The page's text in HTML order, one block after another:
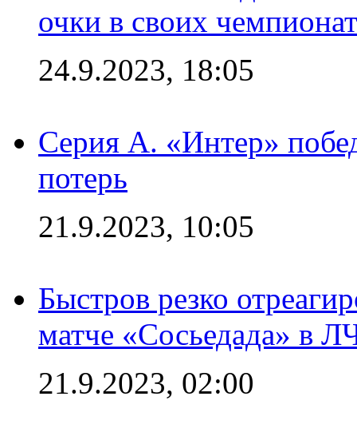
очки в своих
24.9.2023, 18:05
Серия А. «Интер»
потерь
21.9.2023, 10:05
Быстров резко
матче «Сосьедада» в
21.9.2023, 02:00